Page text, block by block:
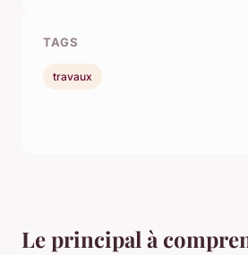
Le principal à
TAGS
travaux